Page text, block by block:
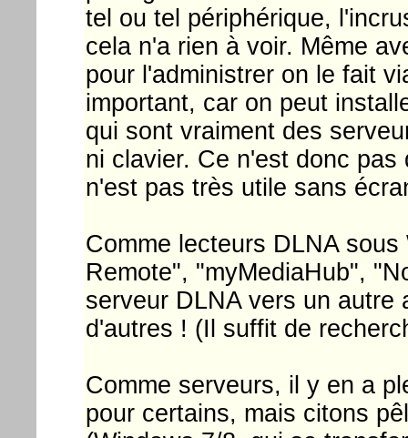
tel ou tel périphérique,
cela n'a rien à voir. Même
pour l'administrer on le fait
important, car on peut
qui sont vraiment des
ni clavier. Ce n'est donc
n'est pas très utile sans
Comme lecteurs DLNA
Remote", "myMediaHub",
serveur DLNA vers un autre
d'autres ! (Il suffit de
Comme serveurs, il y en a
pour certains, mais citons